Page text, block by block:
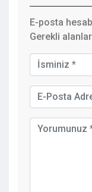
E-posta
Gerekli alanlar